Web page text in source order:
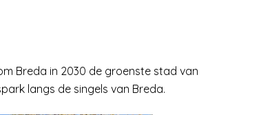
Breda in 2030 de groenste stad van
langs de singels van Breda.